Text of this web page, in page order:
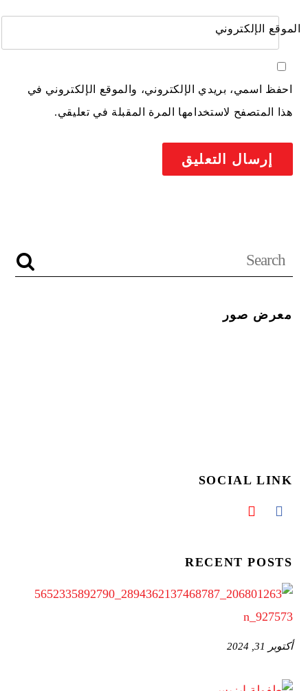
الموقع الإلكتروني
احفظ اسمي، بريدي الإلكتروني، والموقع الإلكتروني في
هذا المتصفح لاستخدامها المرة المقبلة في تعليقي.
معرض صور
SOCIAL LINK
RECENT POSTS
أكتوبر 31, 2024